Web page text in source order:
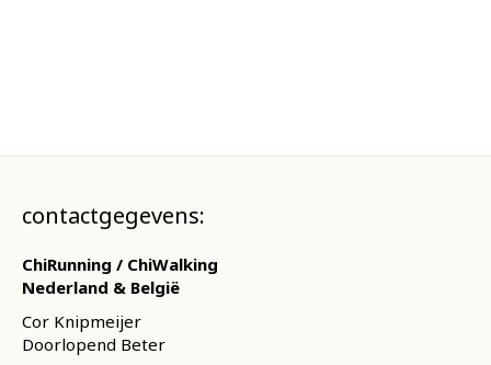
contactgegevens:
ChiRunning / ChiWalking
Nederland & België
Cor Knipmeijer
Doorlopend Beter